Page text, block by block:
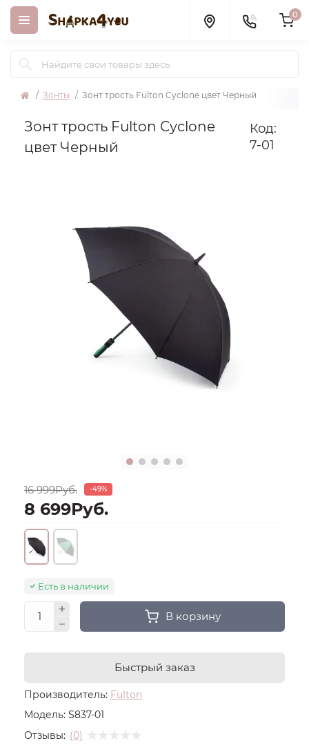
0
Зонты Зонт трость Fulton Cyclone цвет Черный
Зонт трость Fulton Cyclone
цвет Черный
Код:
7-01
Производитель: Fulton
Модель: S837-01
Отзывы: (0)
16 999Руб. -49%
8 699Руб.
Есть в наличии
В корзину
Быстрый заказ